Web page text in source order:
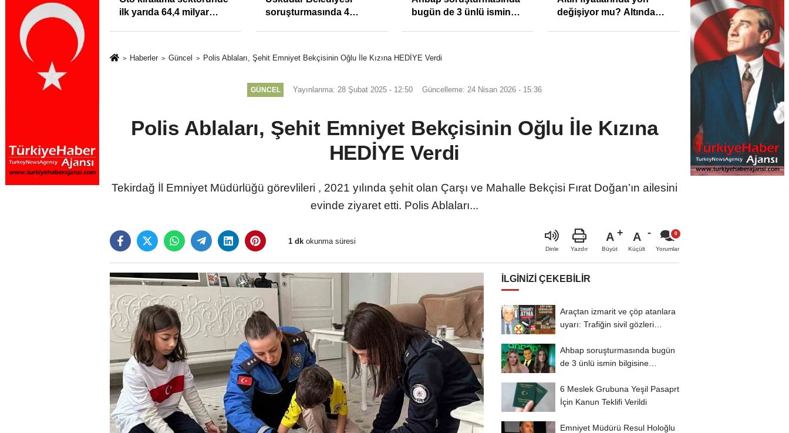
Kısacında:
Fırtınası
ilk yarıda 64,4 milyar
soruşturmasında 4
bugün de 3 ünlü ismin
değişiyor mu? Altında
Haberler Güncel Polis Ablaları, Şehit Emniyet Bekçisinin Oğlu İle Kızına HEDİYE Verdi
GÜNCEL Yayınlanma: 28 Şubat 2025 - 12:50 Güncelleme: 24 Nisan 2026 - 15:36
Polis Ablaları, Şehit Emniyet Bekçisinin Oğlu İle Kızına
HEDİYE Verdi
Tekirdağ İl Emniyet Müdürlüğü görevlileri , 2021 yılında şehit olan Çarşı ve Mahalle Bekçisi Fırat Doğan’ın ailesini
evinde ziyaret etti. Polis Ablaları...
1 dk okunma süresi
Dinle Yazdır
A
Büyüt
A
Küçült Yorumlar
İLGINIZI ÇEKEBILIR
Araçtan izmarit ve çöp atanlara
uyarı: Trafiğin sivil gözleri
Ahbap soruşturmasında bugün
de 3 ünlü ismin bilgisine
6 Meslek Grubuna Yeşil Pasaprt
İçin Kanun Teklifi Verildi
Emniyet Müdürü Resul Holoğlu